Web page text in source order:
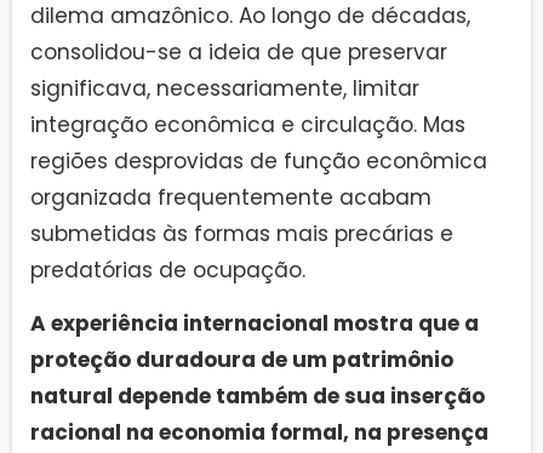
dilema amazônico. Ao longo de décadas,
consolidou-se a ideia de que preservar
significava, necessariamente, limitar
integração econômica e circulação. Mas
regiões desprovidas de função econômica
organizada frequentemente acabam
submetidas às formas mais precárias e
predatórias de ocupação.
A experiência internacional mostra que a
proteção duradoura de um patrimônio
natural depende também de sua inserção
racional na economia formal, na presença